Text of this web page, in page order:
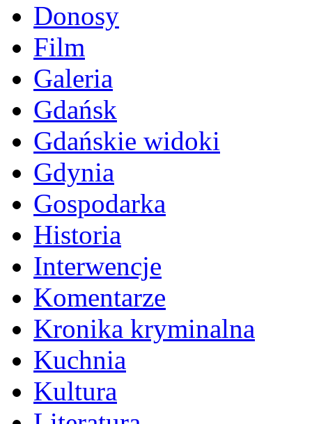
Donosy
Film
Galeria
Gdańsk
Gdańskie widoki
Gdynia
Gospodarka
Historia
Interwencje
Komentarze
Kronika kryminalna
Kuchnia
Kultura